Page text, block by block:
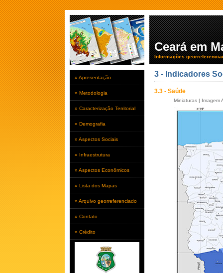
Ceará em
Informações
» Apresentação
» Metodologia
» Caracterização Territorial
» Demografia
» Aspectos Sociais
» Infraestrutura
» Aspectos Econômicos
» Lista dos Mapas
» Arquivo georreferenciado
» Contato
» Crédito
3 - Indicadores
3.3 - Saúde
Miniaturas | Imagem